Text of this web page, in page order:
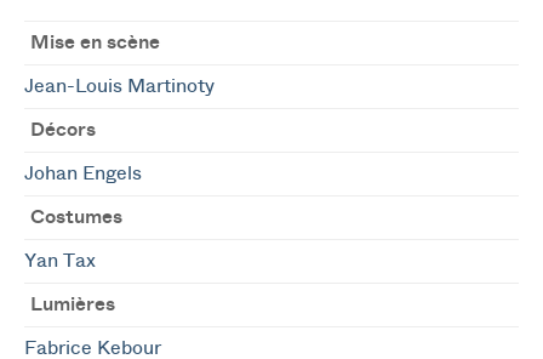
Mise en scène
Jean-Louis Martinoty
Décors
Johan Engels
Costumes
Yan Tax
Lumières
Fabrice Kebour